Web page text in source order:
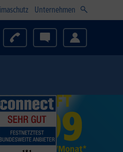
Unternehmen